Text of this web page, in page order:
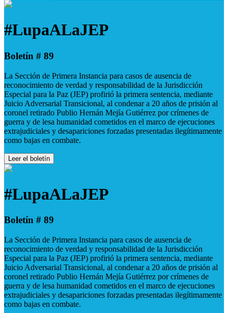
#LupaALaJEP
Boletín # 89
La Sección de Primera Instancia para casos de ausencia de
reconocimiento de verdad y responsabilidad de la Jurisdicción
Especial para la Paz (JEP) profirió la primera sentencia, mediante
Juicio Adversarial Transicional, al condenar a 20 años de prisión al
coronel retirado Publio Hernán Mejía Gutiérrez por crímenes de
guerra y de lesa humanidad cometidos en el marco de ejecuciones
extrajudiciales y desapariciones forzadas presentadas ilegítimamente
como bajas en combate.
Leer el boletín
#LupaALaJEP
Boletín # 89
La Sección de Primera Instancia para casos de ausencia de
reconocimiento de verdad y responsabilidad de la Jurisdicción
Especial para la Paz (JEP) profirió la primera sentencia, mediante
Juicio Adversarial Transicional, al condenar a 20 años de prisión al
coronel retirado Publio Hernán Mejía Gutiérrez por crímenes de
guerra y de lesa humanidad cometidos en el marco de ejecuciones
extrajudiciales y desapariciones forzadas presentadas ilegítimamente
como bajas en combate.